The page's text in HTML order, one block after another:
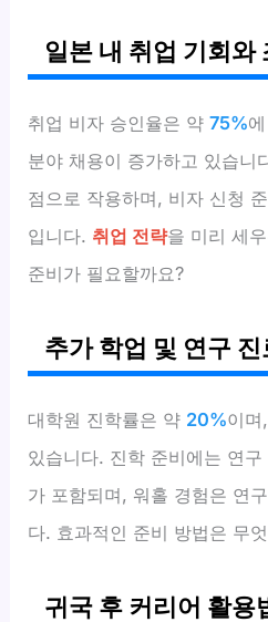
일본 내 취업 기회와
취업 비자 승인율은 약75%
분야 채용이 증가하고 있습니
점으로 작용하며, 비자 신청
입니다. 취업 전략을 미리 세
준비가 필요할까요?
추가 학업 및 연구 진
대학원 진학률은 약 20%이며
있습니다. 진학 준비에는 연
가 포함되며, 워홀 경험은 연
다. 효과적인 준비 방법은 무
귀국 후 커리어 활용